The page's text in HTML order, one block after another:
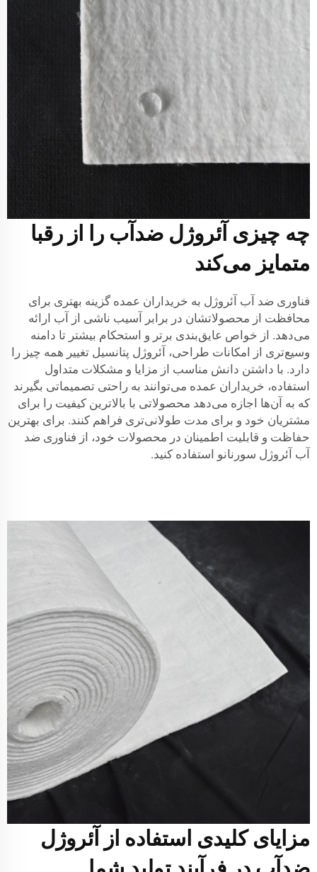
چه چیزی آئروژل ضدآب را از رقبا
متمایز می‌کند
فناوری ضد آب آئروژل به خریداران عمده گزینه بهتری برای
محافظت از محصولاتشان در برابر آسیب ناشی از آب ارائه
می‌دهد. از خواص عایق‌بندی برتر و استحکام بیشتر تا دامنه
وسیع‌تری از امکانات طراحی، آئروژل پتانسیل تغییر همه چیز را
دارد. با داشتن دانش مناسب از مزایا و مشکلات متداول
استفاده، خریداران عمده می‌توانند به راحتی تصمیماتی بگیرند
که به آن‌ها اجازه می‌دهد محصولاتی با بالاترین کیفیت را برای
مشتریان خود و برای مدت طولانی‌تری فراهم کنند. برای بهترین
حفاظت و قابلیت اطمینان در محصولات خود، از فناوری ضد
آب آئروژل سورنانو استفاده کنید.
مزایای کلیدی استفاده از آئروژل